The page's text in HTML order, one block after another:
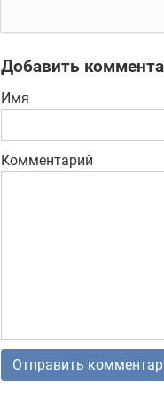
Добавить
Имя
Комментарий